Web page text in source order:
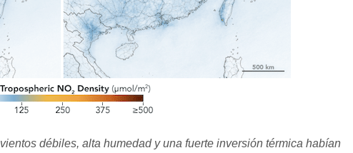
vientos débiles, alta humedad y una fuerte inversión térmica habían